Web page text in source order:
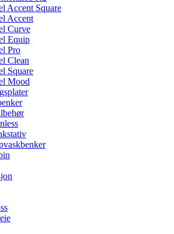
Accent Square
Accent
Curve
Equip
Pro
Clean
Square
Mood